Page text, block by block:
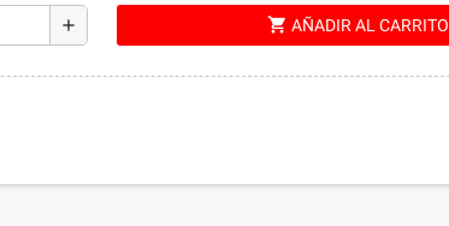
add shopping_cart AÑADIR AL CARRITO